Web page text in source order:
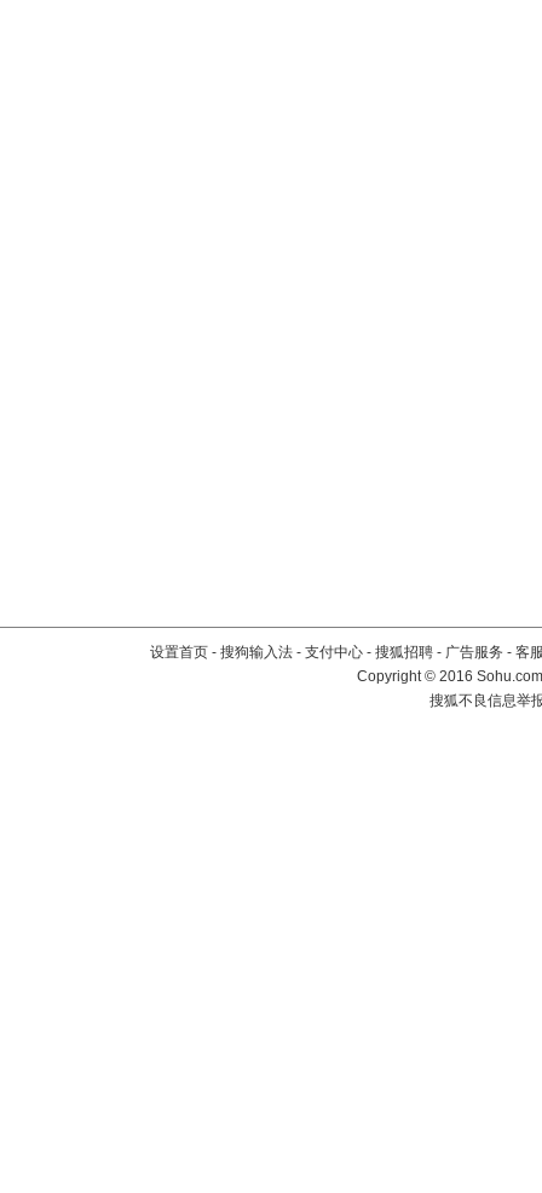
设置首页 - 搜狗输入法 - 支付中心 - 搜狐招聘 - 广告服务 - 客
Copyright©2016
搜狐不良信息举